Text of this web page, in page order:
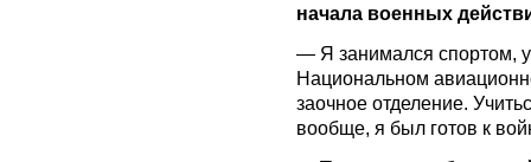
начала военных
— Я занимался спортом,
Национальном
заочное отделение.
вообще, я был готов к